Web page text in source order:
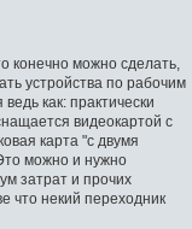
конечно можно сделать,
устройства по рабочим
как: практически
видеокартой с
карта "с двумя
можно и нужно
затрат и прочих
что некий переходник